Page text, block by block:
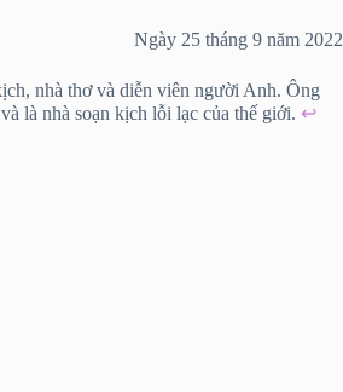
Ngày 25 tháng 9 năm 2022
nhà thơ và diễn viên người Anh. Ông
là nhà soạn kịch lỗi lạc của thế giới. ↩︎